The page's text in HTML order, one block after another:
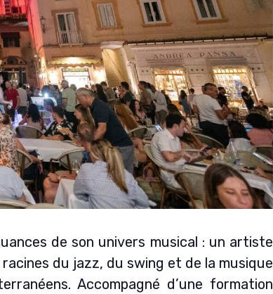
de son univers musical : un artiste
du jazz, du swing et de la musique
Accompagné d’une formation